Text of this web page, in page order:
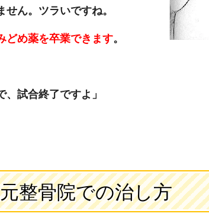
ん。ツラいですね。
どめ薬を卒業できます。
試合終了ですよ」
整骨院での治し方